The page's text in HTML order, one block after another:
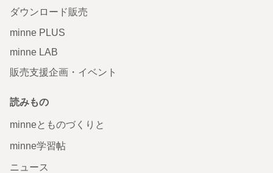
ダウンロード販売
minne PLUS
minne LAB
販売支援企画・イベント
読みもの
minneとものづくりと
minne学習帖
ニュース